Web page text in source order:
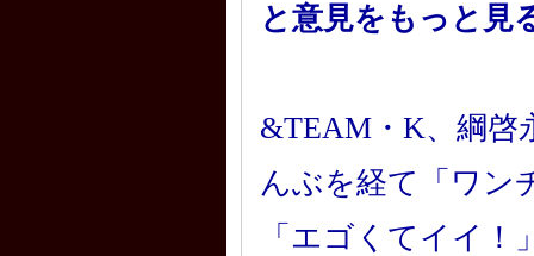
と意見をもっと見
&TEAM・K、綱啓
んぶを経て「ワン
「エゴくてイイ